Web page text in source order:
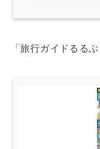
「旅行ガイドるる